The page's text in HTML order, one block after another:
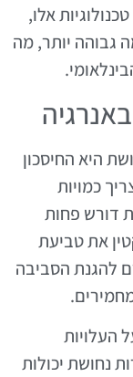
אלו,
גבוהה יותר, מה
היא החיסכון
כמויות
דורש פחות
את טביעת
להגנת הסביבה
העלויות
נחושת יכולות